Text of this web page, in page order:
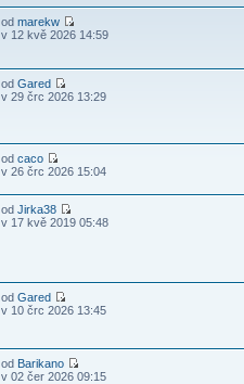
odmarekw
v 12 kvě 2026 14:59
odGared
v 29 črc 2026 13:29
odcaco
v 26 črc 2026 15:04
odJirka38
v 17 kvě 2019 05:48
odGared
v 10 črc 2026 13:45
od Barikano
v 02 čer 2026 09:15